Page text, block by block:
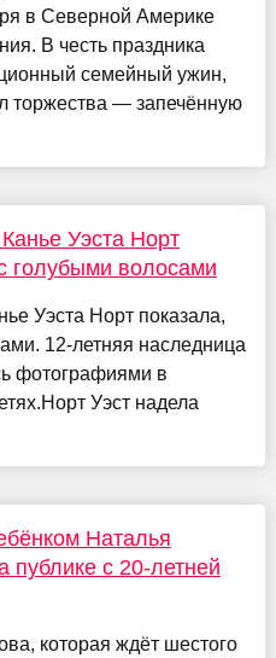
в Северной Америке
В честь праздника
семейный ужин,
торжества — запечённую
Уэста Норт
голубыми волосами
Уэста Норт показала,
12-летняя наследница
фотографиями в
Уэст надела
Наталья
публике с 20-летней
которая ждёт шестого